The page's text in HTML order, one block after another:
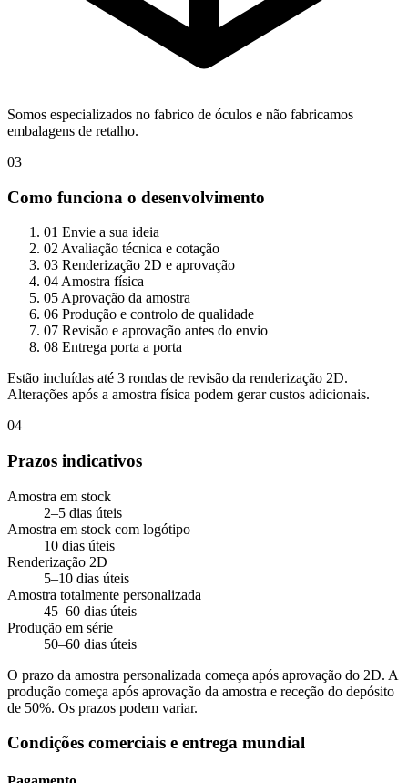
Somos especializados no fabrico de óculos e não fabricamos
embalagens de retalho.
03
Como funciona o desenvolvimento
01 Envie a sua ideia
02 Avaliação técnica e cotação
03 Renderização 2D e aprovação
04 Amostra física
05 Aprovação da amostra
06 Produção e controlo de qualidade
07 Revisão e aprovação antes do envio
08 Entrega porta a porta
Estão incluídas até 3 rondas de revisão da renderização 2D.
Alterações após a amostra física podem gerar custos adicionais.
04
Prazos indicativos
Amostra em stock
2–5 dias úteis
Amostra em stock com logótipo
10 dias úteis
Renderização 2D
5–10 dias úteis
Amostra totalmente personalizada
45–60 dias úteis
Produção em série
50–60 dias úteis
O prazo da amostra personalizada começa após aprovação do 2D. A
produção começa após aprovação da amostra e receção do depósito
de 50%. Os prazos podem variar.
Condições comerciais e entrega mundial